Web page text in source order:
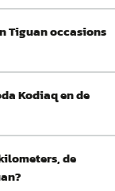
Tiguan occasions
Kodiaq en de
de